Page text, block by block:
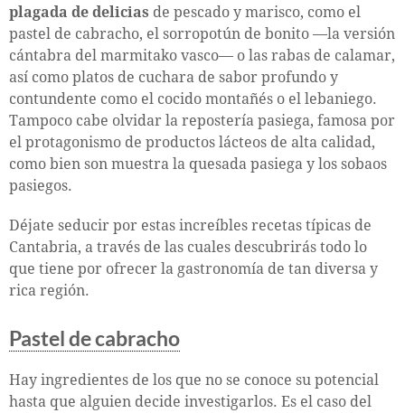
plagada de delicias de pescado y marisco, como el
pastel de cabracho, el sorropotún de bonito —la versión
cántabra del marmitako vasco— o las rabas de calamar,
así como platos de cuchara de sabor profundo y
contundente como el cocido montañés o el lebaniego.
Tampoco cabe olvidar la repostería pasiega, famosa por
el protagonismo de productos lácteos de alta calidad,
como bien son muestra la quesada pasiega y los sobaos
pasiegos.
Déjate seducir por estas increíbles recetas típicas de
Cantabria, a través de las cuales descubrirás todo lo
que tiene por ofrecer la gastronomía de tan diversa y
rica región.
Pastel de cabracho
Hay ingredientes de los que no se conoce su potencial
hasta que alguien decide investigarlos. Es el caso del